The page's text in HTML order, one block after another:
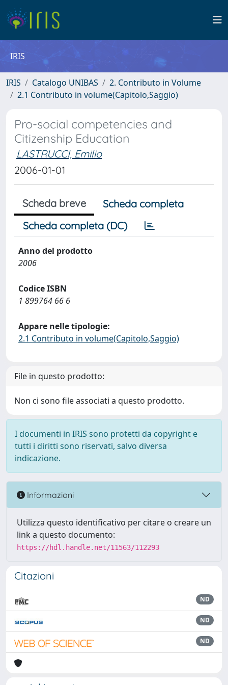
IRIS
IRIS Catalogo UNIBAS
2. Contributo in Volume
2.1 Contributo in volume(Capitolo,Saggio)
Pro-social competencies and
Citizenship Education
LASTRUCCI, Emilio
2006-01-01
Scheda breve
Scheda completa
Scheda completa (DC)
Anno del prodotto
2006
Codice ISBN
1 899764 66 6
Appare nelle tipologie:
2.1 Contributo in volume(Capitolo,Saggio)
File in questo prodotto:
Non ci sono file associati a questo prodotto.
I documenti in IRIS sono protetti da copyright e
tutti i diritti sono riservati, salvo diversa
indicazione.
Informazioni
Utilizza questo identificativo per citare o creare un
link a questo documento:
https://hdl.handle.net/11563/112293
Citazioni
ND
ND
ND